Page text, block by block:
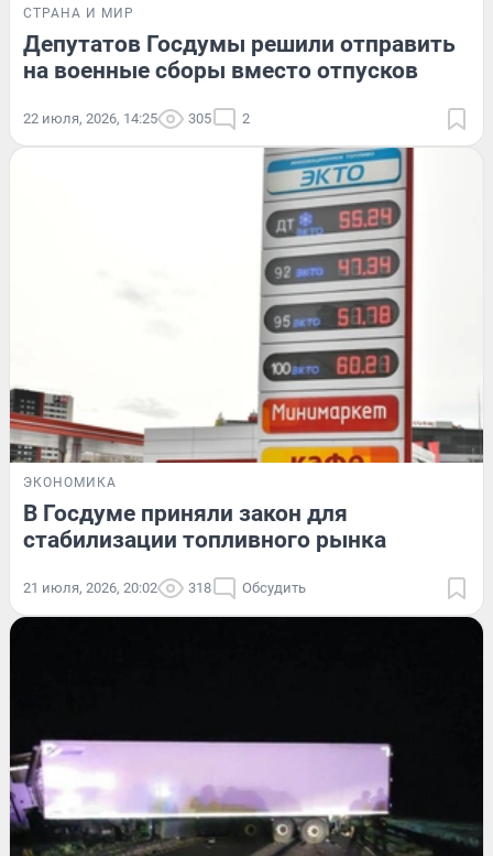
СТРАНА И МИР
Депутатов Госдумы решили отправить
на военные сборы вместо отпусков
22 июля, 2026, 14:25 305 2
ЭКОНОМИКА
В Госдуме приняли закон для
стабилизации топливного рынка
21 июля, 2026, 20:02 318 Обсудить